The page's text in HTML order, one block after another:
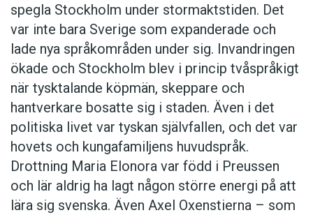
spegla Stockholm under stormaktstiden. Det
var inte bara Sverige som expanderade och
lade nya språkområden under sig. Invandringen
ökade och Stockholm blev i princip tvåspråkigt
när tysktalande köpmän, skeppare och
hantverkare bosatte sig i staden. Även i det
politiska livet var tyskan självfallen, och det var
hovets och kungafamiljens huvudspråk.
Drottning Maria Elonora var född i Preussen
och lär aldrig ha lagt någon större energi på att
lära sig svenska. Även Axel Oxenstierna – som